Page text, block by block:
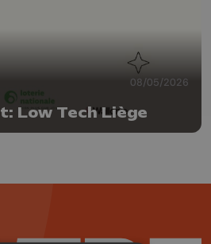
08/05/2026
Low Tech Liège